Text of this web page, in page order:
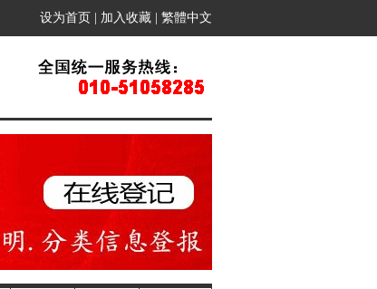
设为首页 加入收藏 繁體中文